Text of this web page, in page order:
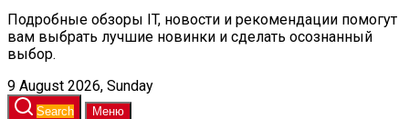
Подробные обзоры IT, новости и рекомендации помогут
вам выбрать лучшие новинки и сделать осознанный
выбор.
9 August 2026, Sunday
Search Меню